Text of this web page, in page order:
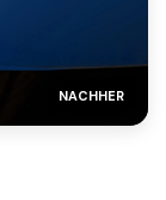
NACHHER